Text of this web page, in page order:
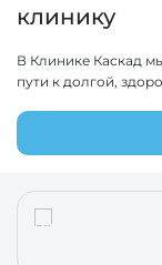
клинику
В Клинике Каскад
пути к долгой,